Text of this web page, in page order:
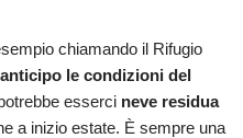
chiamando il Rifugio
le condizioni del
esserci neve residua
a inizio estate. È sempre una